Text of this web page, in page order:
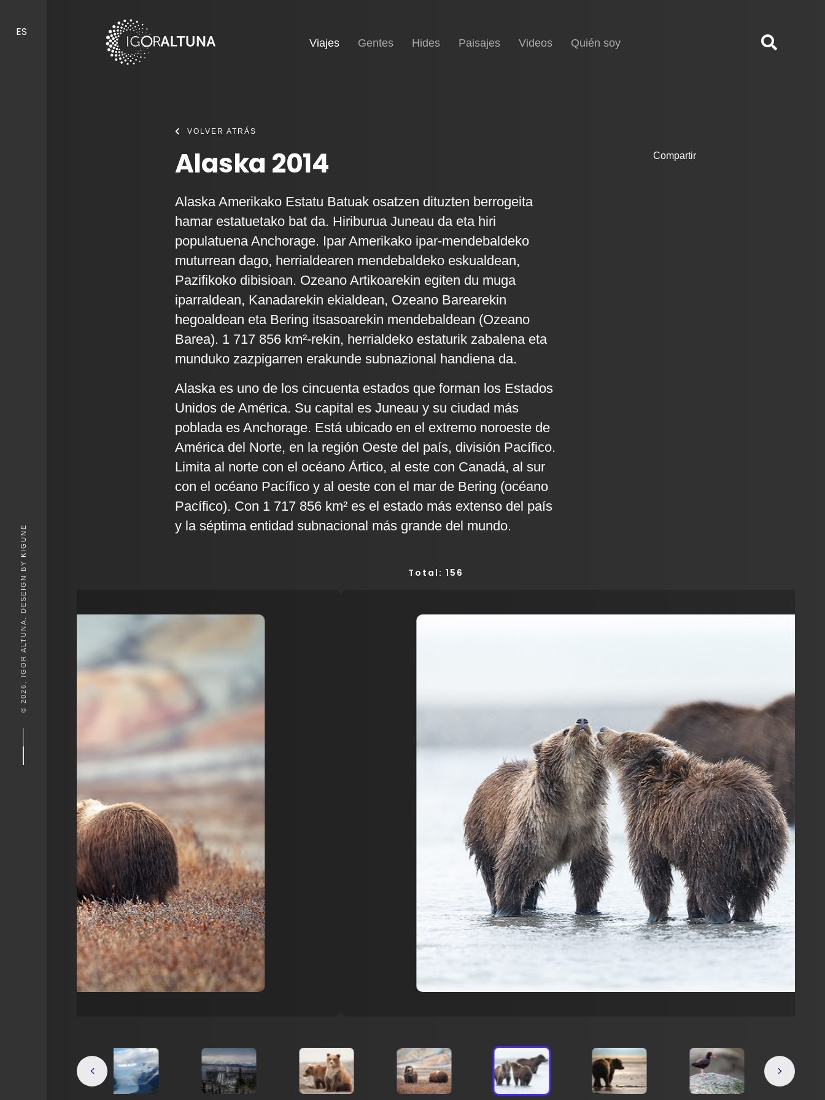
ES
© 2026, IGOR ALTUNA. DESEIGN BY
KIGUNE
Inicio
Viajes(current)
Gentes Hides Paisajes Videos Quién soy
VOLVER ATRÁS
Alaska 2014
Alaska Amerikako Estatu Batuak osatzen dituzten berrogeita
hamar estatuetako bat da. Hiriburua Juneau da eta hiri
populatuena Anchorage. Ipar Amerikako ipar-mendebaldeko
muturrean dago, herrialdearen mendebaldeko eskualdean,
Pazifikoko dibisioan. Ozeano Artikoarekin egiten du muga
iparraldean, Kanadarekin ekialdean, Ozeano Barearekin
hegoaldean eta Bering itsasoarekin mendebaldean (Ozeano
Barea). 1 717 856 km²-rekin, herrialdeko estaturik zabalena eta
munduko zazpigarren erakunde subnazional handiena da.
Alaska es uno de los cincuenta estados que forman los Estados
Unidos de América. Su capital es Juneau y su ciudad más
poblada es Anchorage. Está ubicado en el extremo noroeste de
América del Norte, en la región Oeste del país, división Pacífico.
Limita al norte con el océano Ártico, al este con Canadá, al sur
con el océano Pacífico y al oeste con el mar de Bering (océano
Pacífico). Con 1 717 856 km² es el estado más extenso del país
y la séptima entidad subnacional más grande del mundo.
Compartir
Total: 156